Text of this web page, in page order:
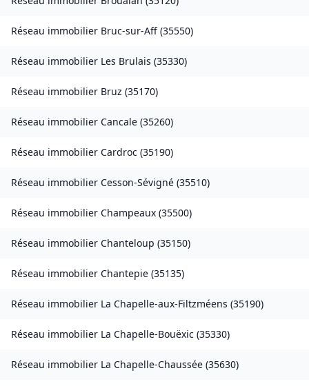
Réseau immobilier Bruc-sur-Aff (35550)
Réseau immobilier Les Brulais (35330)
Réseau immobilier Bruz (35170)
Réseau immobilier Cancale (35260)
Réseau immobilier Cardroc (35190)
Réseau immobilier Cesson-Sévigné (35510)
Réseau immobilier Champeaux (35500)
Réseau immobilier Chanteloup (35150)
Réseau immobilier Chantepie (35135)
Réseau immobilier La Chapelle-aux-Filtzméens (35190)
Réseau immobilier La Chapelle-Bouëxic (35330)
Réseau immobilier La Chapelle-Chaussée (35630)